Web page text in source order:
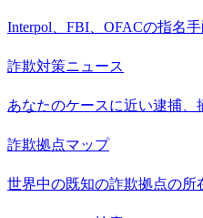
Interpol、FBI、OFACの指名
詐欺対策ニュース
あなたのケースに近い逮捕
詐欺拠点マップ
世界中の既知の詐欺拠点の所